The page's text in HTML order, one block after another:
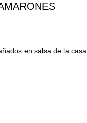
en salsa de la casa